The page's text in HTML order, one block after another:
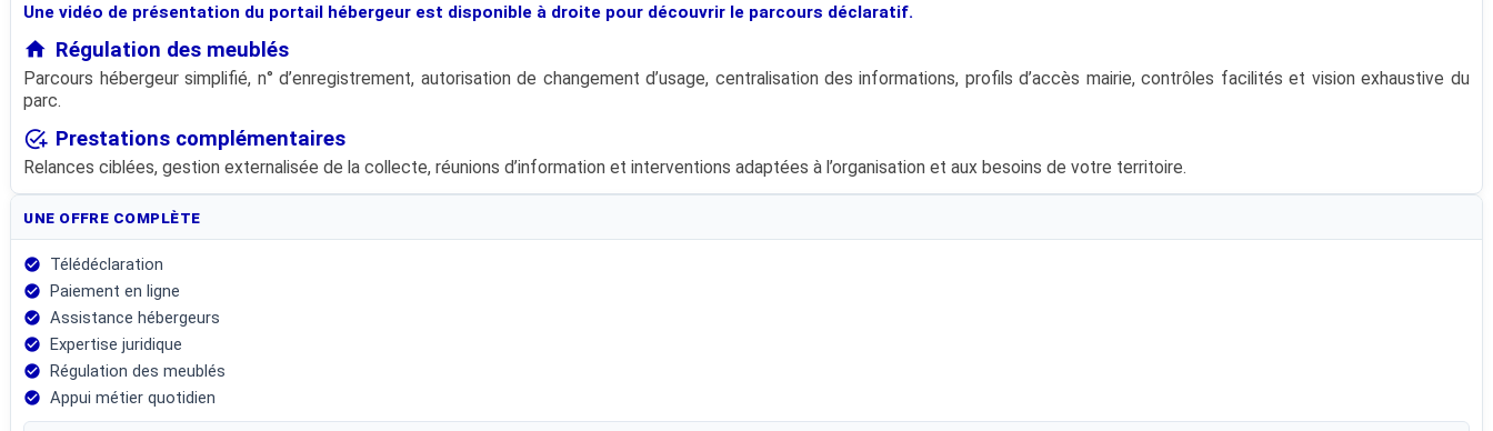
Une vidéo de présentation du portail hébergeur est disponible à droite pour découvrir le parcours déclaratif.
home Régulation des meublés
Parcours hébergeur simplifié, n° d’enregistrement, autorisation de changement d’usage, centralisation des informations, profils d’accès mairie, contrôles facilités et vision exhaustive du
parc.
add_task Prestations complémentaires
Relances ciblées, gestion externalisée de la collecte, réunions d’information et interventions adaptées à l’organisation et aux besoins de votre territoire.
UNE OFFRE COMPLÈTE
check_circle Télédéclaration
check_circle Paiement en ligne
check_circle Assistance hébergeurs
check_circle Expertise juridique
check_circle Régulation des meublés
check_circle Appui métier quotidien